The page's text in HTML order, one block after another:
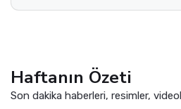
Haftanın Özeti
Son dakika haberleri, resimler,